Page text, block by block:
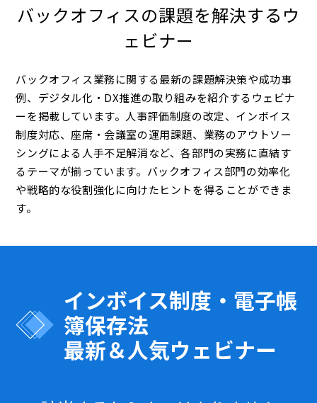
バックオフィスの課題を解決するウ
ェビナー
バックオフィス業務に関する最新の課題解決策や成功事
例、デジタル化・DX推進の取り組みを紹介するウェビナ
ーを掲載しています。人事評価制度の改定、インボイス
制度対応、座席・会議室の運用課題、業務のアウトソー
シングによる人手不足解消など、各部門の実務に直結す
るテーマが揃っています。バックオフィス部門の効率化
や戦略的な役割強化に向けたヒントを得ることができま
す。
インボイス制度・電子帳
簿保存法
最新＆人気ウェビナー